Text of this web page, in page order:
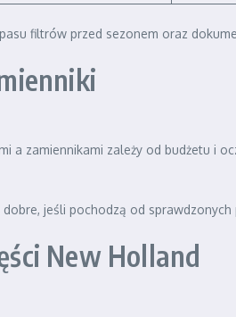
filtrów przed sezonem oraz
a zamiennikami zależy od budżetu i
jeśli pochodzą od
New Holland